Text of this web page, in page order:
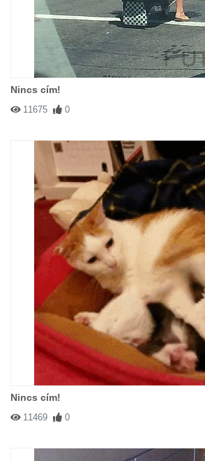
Nincs cím!
11675 0
Nincs cím!
11469 0